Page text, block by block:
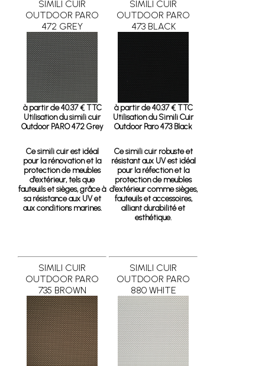
SIMILI CUIR
OUTDOOR PARO
472 GREY
à partir de 40.37 € TTC
Utilisation du simili cuir
Outdoor PARO 472 Grey
Ce simili cuir est idéal
pour la rénovation et la
protection de meubles
d'extérieur, tels que
fauteuils et sièges, grâce à
sa résistance aux UV et
aux conditions marines.
SIMILI CUIR
OUTDOOR PARO
473 BLACK
à partir de 40.37 € TTC
Utilisation du Simili Cuir
Outdoor Paro 473 Black
Ce simili cuir robuste et
résistant aux UV est idéal
pour la réfection et la
protection de meubles
d’extérieur comme sièges,
fauteuils et accessoires,
alliant durabilité et
esthétique.
SIMILI CUIR
OUTDOOR PARO
735 BROWN
SIMILI CUIR
OUTDOOR PARO
880 WHITE